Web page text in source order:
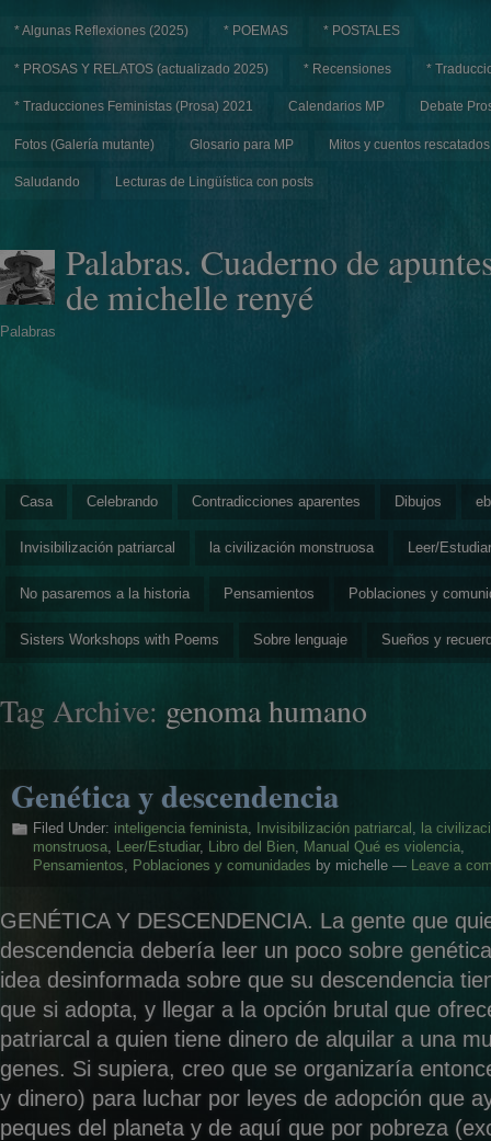
* Algunas Reflexiones (2025) * POEMAS * POSTALES
* PROSAS Y RELATOS (actualizado 2025) * Recensiones *
* Traducciones Feministas (Prosa) 2021 Calendarios MP Debate
Fotos (Galería mutante) Glosario para MP Mitos y cuentos rescatados
Saludando Lecturas de Lingüística con posts
Palabras. Cuaderno de
de michelle renyé
Palabras
Casa Celebrando Contradicciones aparentes Dibujos
Invisibilización patriarcal la civilización monstruosa Leer/Estudiar
No pasaremos a la historia Pensamientos Poblaciones y
Sisters Workshops with Poems Sobre lenguaje Sueños y
Tag Archive: genoma humano
Genética y descendencia
Filed Under: inteligencia feminista, Invisibilización patriarcal , la
monstruosa, Leer/Estudiar, Libro del Bien, Manual Qué es violencia,
Pensamientos, Poblaciones y comunidades by michelle — Leave a
GENÉTICA Y DESCENDENCIA. La gente que
descendencia debería leer un poco sobre
idea desinformada sobre que su descendencia
que si adopta, y llegar a la opción brutal que
patriarcal a quien tiene dinero de alquilar a una
genes. Si supiera, creo que se organizaría
y dinero) para luchar por leyes de adopción que
peques del planeta y de aquí que por pobreza